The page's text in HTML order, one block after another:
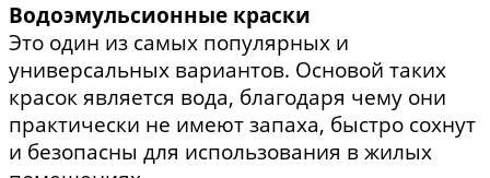
Водоэмульсионные краски
Это один из самых популярных и
универсальных вариантов. Основой таких
красок является вода, благодаря чему они
практически не имеют запаха, быстро сохнут
и безопасны для использования в жилых